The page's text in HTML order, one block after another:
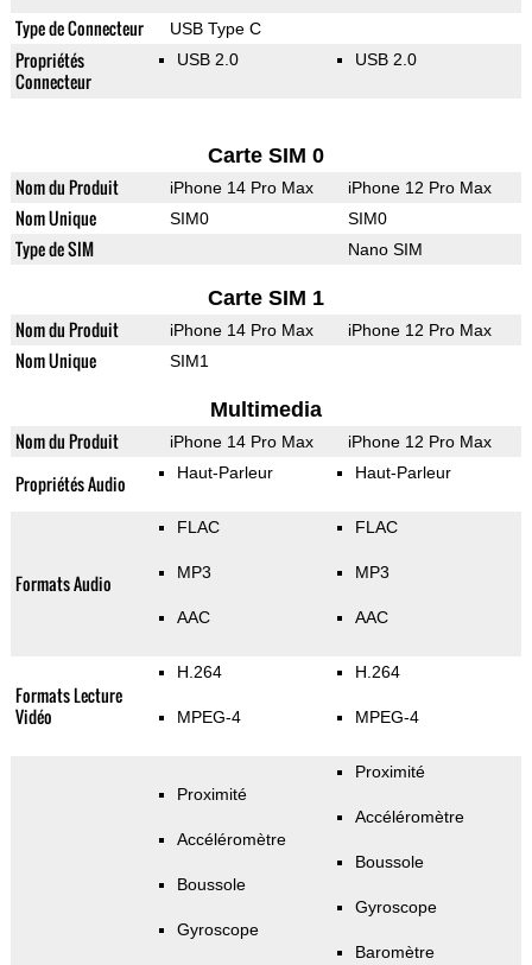
Type de Connecteur USB Type C
Propriétés
Connecteur
USB 2.0 USB 2.0
Carte SIM 0
Nom du Produit iPhone 14 Pro Max iPhone 12 Pro Max
Nom Unique SIM0 SIM0
Type de SIM Nano SIM
Carte SIM 1
Nom du Produit iPhone 14 Pro Max iPhone 12 Pro Max
Nom Unique SIM1
Multimedia
Nom du Produit iPhone 14 Pro Max iPhone 12 Pro Max
Propriétés Audio Haut-Parleur Haut-Parleur
Formats Audio
FLAC
MP3
AAC
FLAC
MP3
AAC
Formats Lecture
Vidéo
H.264
MPEG-4
H.264
MPEG-4
Proximité
Accéléromètre
Boussole
Gyroscope
Proximité
Accéléromètre
Boussole
Gyroscope
Baromètre